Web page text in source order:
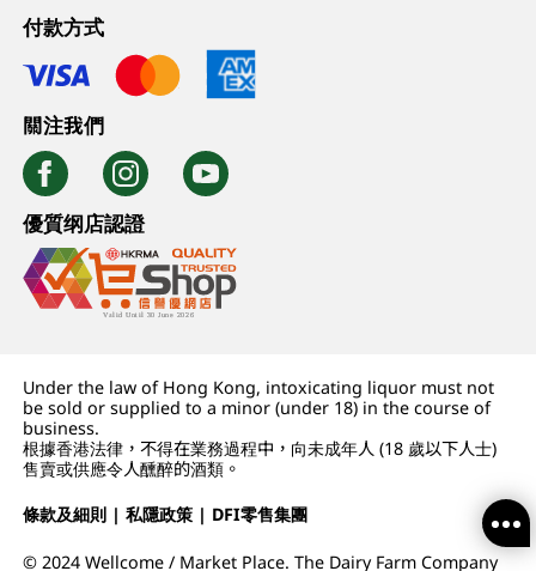
付款方式
關注我們
優質纲店認證
Under the law of Hong Kong, intoxicating liquor must not
be sold or supplied to a minor (under 18) in the course of
business.
根據香港法律，不得在業務過程中，向未成年人 (18 歲以下人士)
售賣或供應令人醺醉的酒類。
條款及細則 |私隱政策 | DFI零售集團
© 2024 Wellcome / Market Place. The Dairy Farm Company